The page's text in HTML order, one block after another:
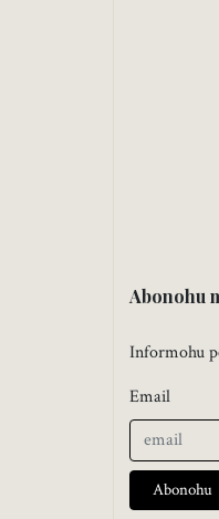
Abonohu
Informohu
Email
Abonohu